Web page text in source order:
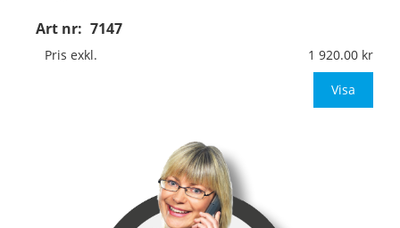
Art nr: 7147
Material:Självhäftande, specialanpassat, halkfritt
material för golv
600x600mm (eller annat mått upp till 0,36m
Pris exkl. 1 920.00
Visa